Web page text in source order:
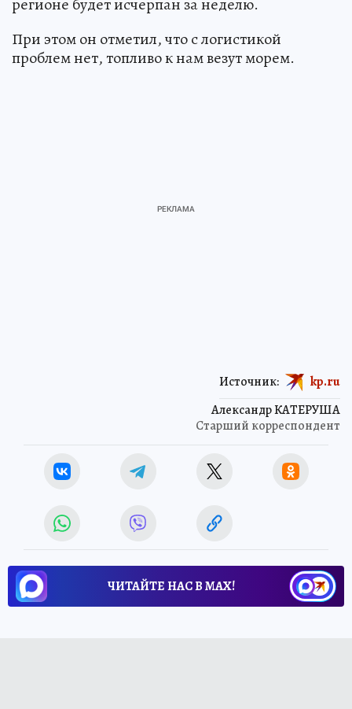
При этом он отметил, что с логистикой
проблем нет, топливо к нам везут морем.
Александр КАТЕРУША
Старший корреспондент
Источник: kp.ru
ЧИТАЙТЕ НАС В МАХ!